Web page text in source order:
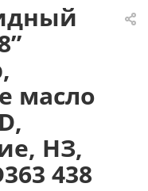
масло
НЗ,
438